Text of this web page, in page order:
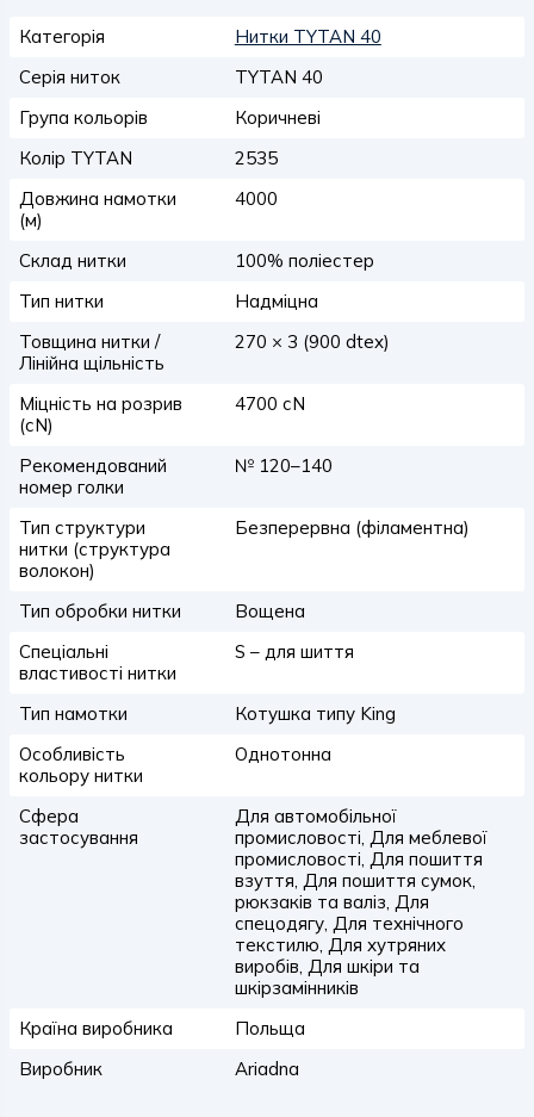
Категорія
Нитки TYTAN 40
Серія ниток
TYTAN 40
Група кольорів
Коричневі
Колір TYTAN
2535
Довжина намотки
(м)
4000
Склад нитки
100% поліестер
Тип нитки
Надміцна
Товщина нитки /
Лінійна щільність
270 × 3 (900 dtex)
Міцність на розрив
(сN)
4700 сN
Рекомендований
номер голки
№ 120–140
Тип структури
нитки (структура
волокон)
Безперервна (філаментна)
Тип обробки нитки
Вощена
Спеціальні
властивості нитки
S – для шиття
Тип намотки
Котушка типу King
Особливість
кольору нитки
Однотонна
Сфера
застосування
Для автомобільної
промисловості, Для меблевої
промисловості, Для пошиття
взуття, Для пошиття сумок,
рюкзаків та валіз, Для
спецодягу, Для технічного
текстилю, Для хутряних
виробів, Для шкіри та
шкірзамінників
Країна виробника
Польща
Виробник
Ariadna